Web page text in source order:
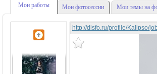
Мои работы Мои фотосессии Мои темы на
http://disfo.ru/profile/Kalipso/